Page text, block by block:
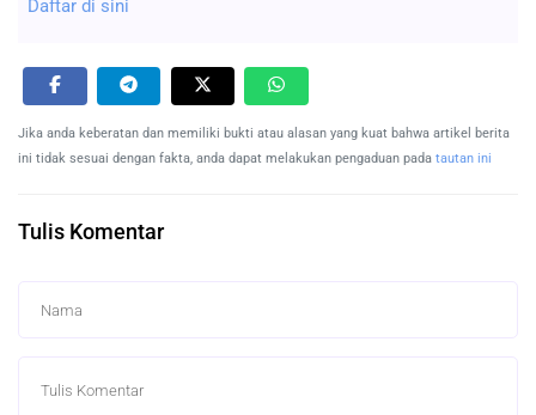
Daftar di sini
Jika anda keberatan dan memiliki bukti atau alasan yang kuat bahwa artikel berita
ini tidak sesuai dengan fakta, anda dapat melakukan pengaduan pada tautan ini
Tulis Komentar